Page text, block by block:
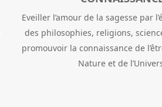
Eveiller l’amour de la sagesse par
des philosophies, religions,
promouvoir la connaissance de
Nature et de